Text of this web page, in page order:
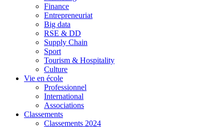
Finance
Entrepreneuriat
Big data
RSE & DD
Supply Chain
Sport
Tourism & Hospitality
Culture
Vie en école
Professionnel
International
Associations
Classements
Classements 2024